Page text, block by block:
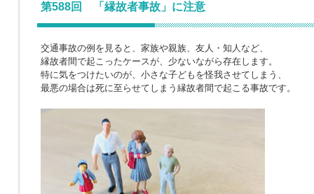
第588回 「縁故者事故」に注意
交通事故の例を見ると、家族や親族、友人・知人など、
縁故者間で起こったケースが、少ないながら存在します。
特に気をつけたいのが、小さな子どもを怪我させてしまう、
最悪の場合は死に至らせてしまう縁故者間で起こる事故です。